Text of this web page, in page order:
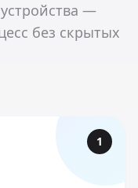
—
без скрытых
1